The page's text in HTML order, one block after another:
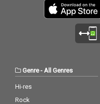
Genre- All Genres
Hi-res
Rock